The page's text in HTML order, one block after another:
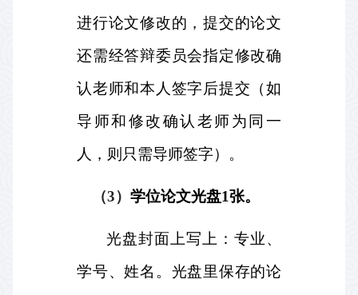
进行论文修改的，提交的论文
还需经答辩委员会指定修改确
认老师和本人签字后提交（如
导师和修改确认老师为同一
人，则只需导师签字）。
（3） 学位论文光盘1张。
光盘封面上写上：专业、
学号、姓名。光盘里保存的论